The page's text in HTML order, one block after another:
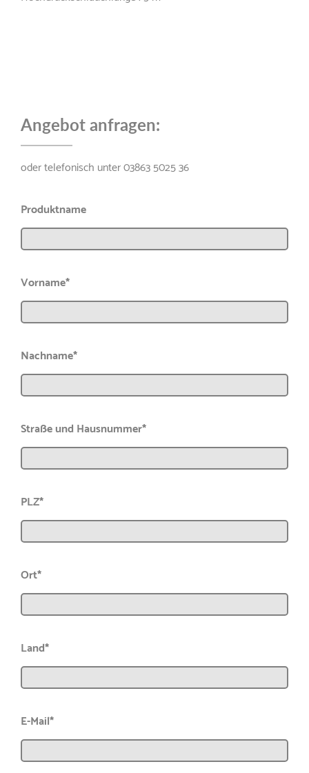
Angebot anfragen:
oder telefonisch unter 03863 5025 36
Produktname
Vorname*
Nachname*
Straße und Hausnummer*
PLZ*
Ort*
Land*
E-Mail*